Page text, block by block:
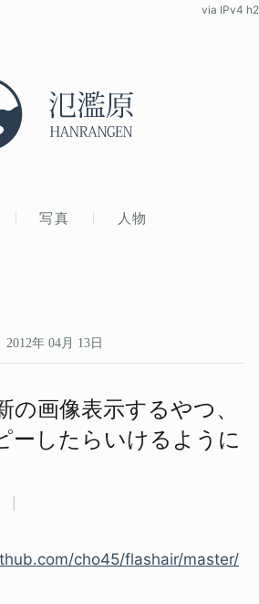
写真 人物
via IPv4 h2
2012年 04月 13日
の​画像表示する​やつ、​
ーしたらいけるように​
cho45/flashair/master/